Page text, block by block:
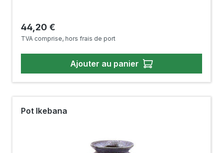
Prix régulier :
44,20 €
TVA comprise, hors frais de port
Ajouter au panier
Pot Ikebana